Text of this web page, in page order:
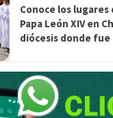
Conoce los
Papa León XIV en
diócesis donde fue